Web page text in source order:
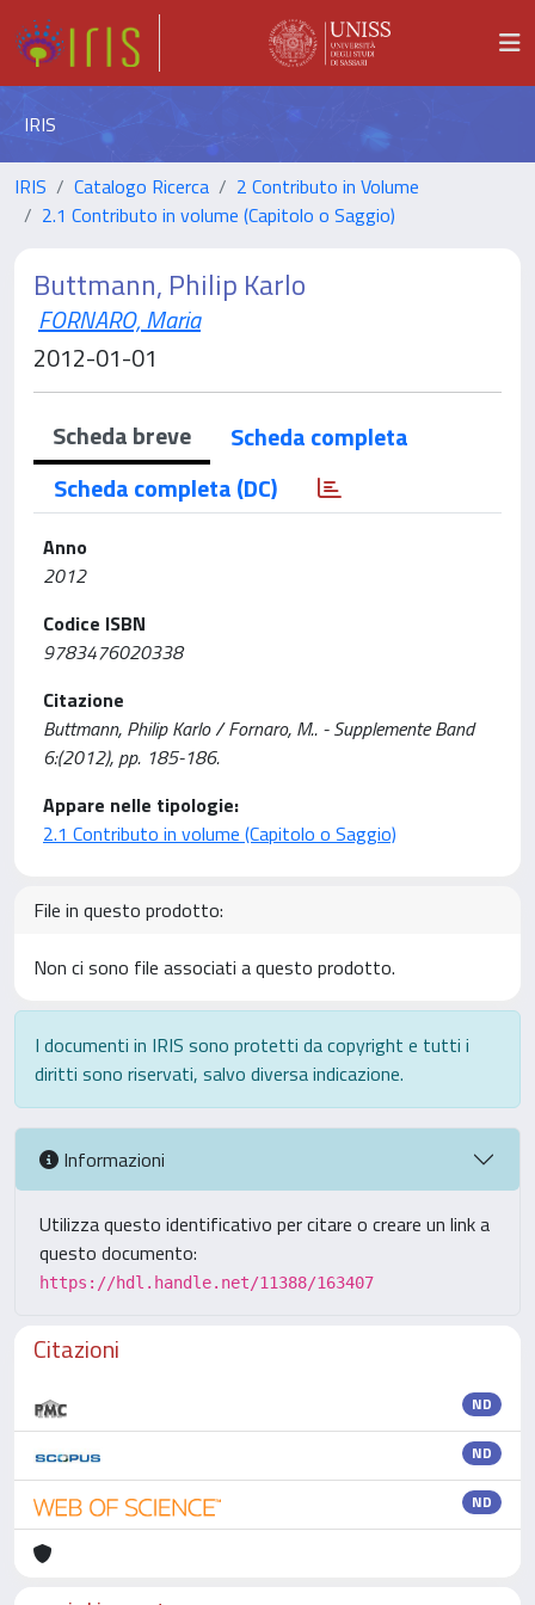
IRIS
IRIS Catalogo Ricerca
2 Contributo in Volume
2.1 Contributo in volume (Capitolo o Saggio)
Buttmann, Philip Karlo
FORNARO, Maria
2012-01-01
Scheda breve
Scheda completa
Scheda completa (DC)
Anno
2012
Codice ISBN
9783476020338
Citazione
Buttmann, Philip Karlo / Fornaro, M.. - Supplemente Band
6:(2012), pp. 185-186.
Appare nelle tipologie:
2.1 Contributo in volume (Capitolo o Saggio)
File in questo prodotto:
Non ci sono file associati a questo prodotto.
I documenti in IRIS sono protetti da copyright e tutti i
diritti sono riservati, salvo diversa indicazione.
Informazioni
Utilizza questo identificativo per citare o creare un link a
questo documento:
https://hdl.handle.net/11388/163407
Citazioni
ND
ND
ND